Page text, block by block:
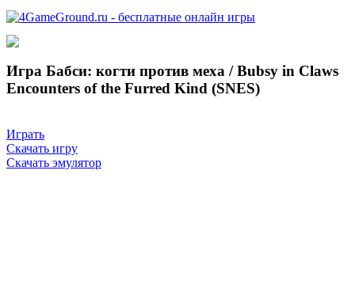
Игра Бабси: когти против меха / Bubsy in Claws
Encounters of the Furred Kind (SNES)
Играть
Скачать игру
Скачать эмулятор